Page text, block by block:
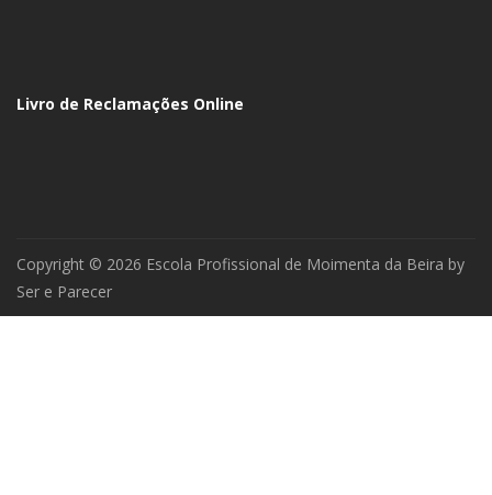
Livro de Reclamações Online
Copyright © 2026 Escola Profissional de Moimenta da Beira by
Ser e Parecer